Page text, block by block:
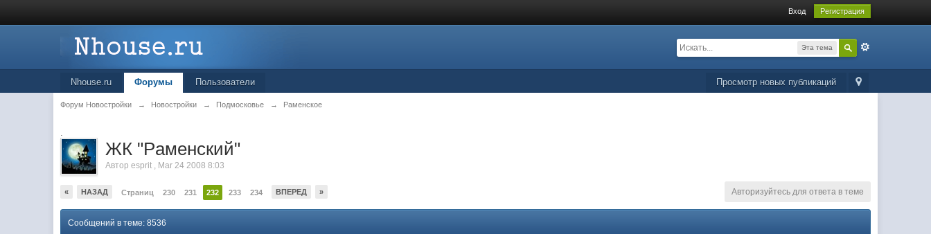
Вход Регистрация
Эта тема
Просмотр новых публикаций
Nhouse.ru Форумы Пользователи
Форум Новостройки → Новостройки → Подмосковье → Раменское
.
ЖК "Рaменский"
Авторesprit , Mar 24 2008 8:03
« НАЗАД Страниц 230 231 232 233 234 ВПЕРЕД » Авторизуйтесь для ответа в теме
Сообщений в теме: 8536